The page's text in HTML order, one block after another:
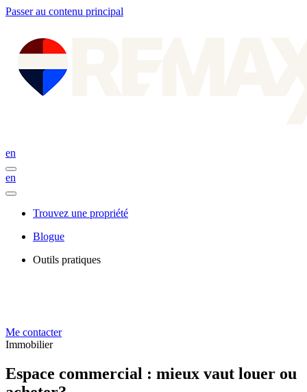
Passer au contenu principal
en
en
Trouvez une propriété
Blogue
Outils pratiques
Me contacter
Immobilier
Espace commercial : mieux vaut louer ou